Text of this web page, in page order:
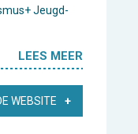
Jeugd-
LEES MEER
WEBSITE